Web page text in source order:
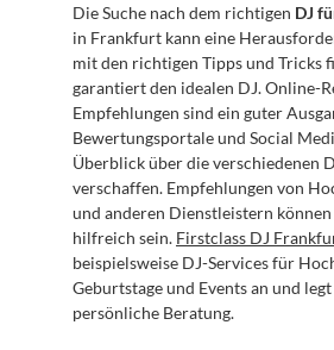
Die Suche nach dem richtigen DJ
in Frankfurt kann eine
mit den richtigen Tipps und Tricks
garantiert den idealen DJ. Online-
Empfehlungen sind ein guter
Bewertungsportale und Social
Überblick über die verschiedenen
verschaffen. Empfehlungen von
und anderen Dienstleistern
hilfreich sein. Firstclass DJ
beispielsweise DJ-Services für
Geburtstage und Events an und
persönliche Beratung.